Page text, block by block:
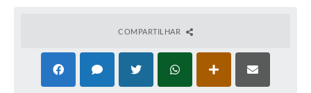
COMPARTILHAR